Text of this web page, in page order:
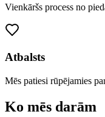
Vienkāršs process no
Atbalsts
Mēs patiesi rūpējamies
Ko mēs darām